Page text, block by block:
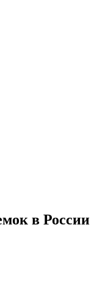
в России